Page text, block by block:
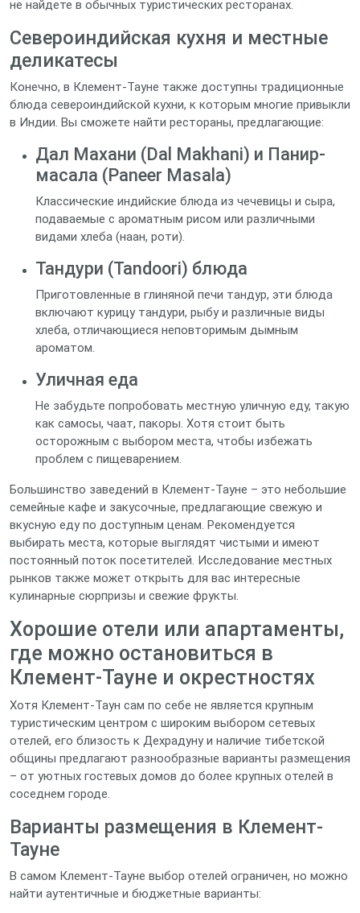
не найдете в обычных туристических ресторанах.
Североиндийская кухня и местные
деликатесы
Конечно, в Клемент-Тауне также доступны традиционные
блюда североиндийской кухни, к которым многие привыкли
в Индии. Вы сможете найти рестораны, предлагающие:
Дал Махани (Dal Makhani) и Панир-
масала (Paneer Masala)
Классические индийские блюда из чечевицы и сыра,
подаваемые с ароматным рисом или различными
видами хлеба (наан, роти).
Тандури (Tandoori) блюда
Приготовленные в глиняной печи тандур, эти блюда
включают курицу тандури, рыбу и различные виды
хлеба, отличающиеся неповторимым дымным
ароматом.
Уличная еда
Не забудьте попробовать местную уличную еду, такую
как самосы, чаат, пакоры. Хотя стоит быть
осторожным с выбором места, чтобы избежать
проблем с пищеварением.
Большинство заведений в Клемент-Тауне – это небольшие
семейные кафе и закусочные, предлагающие свежую и
вкусную еду по доступным ценам. Рекомендуется
выбирать места, которые выглядят чистыми и имеют
постоянный поток посетителей. Исследование местных
рынков также может открыть для вас интересные
кулинарные сюрпризы и свежие фрукты.
Хорошие отели или апартаменты,
где можно остановиться в
Клемент-Тауне и окрестностях
Хотя Клемент-Таун сам по себе не является крупным
туристическим центром с широким выбором сетевых
отелей, его близость к Дехрадуну и наличие тибетской
общины предлагают разнообразные варианты размещения
– от уютных гостевых домов до более крупных отелей в
соседнем городе.
Варианты размещения в Клемент-
Тауне
В самом Клемент-Тауне выбор отелей ограничен, но можно
найти аутентичные и бюджетные варианты: